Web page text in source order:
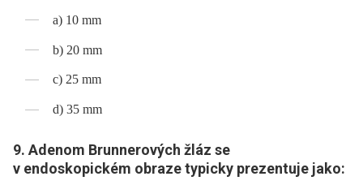
a) 10 mm
b) 20 mm
c) 25 mm
d) 35 mm
9. Adenom Brunnerových žláz se
v endoskopickém obraze typicky prezentuje jako: